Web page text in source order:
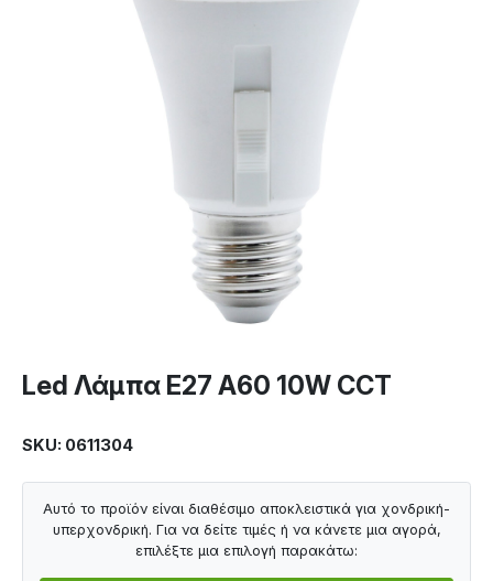
Led Λάμπα E27 A60 10W CCT
SKU: 0611304
Αυτό το προϊόν είναι διαθέσιμο αποκλειστικά για χονδρική-
υπερχονδρική. Για να δείτε τιμές ή να κάνετε μια αγορά,
επιλέξτε μια επιλογή παρακάτω: